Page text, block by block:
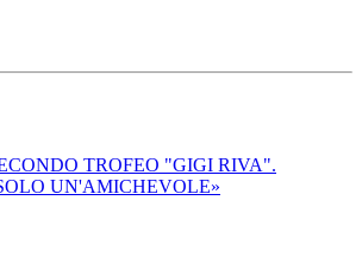
TROFEO "GIGI RIVA".
UN'AMICHEVOLE»